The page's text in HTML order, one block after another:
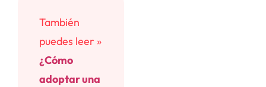
También
puedes leer »
¿Cómo
adoptar una